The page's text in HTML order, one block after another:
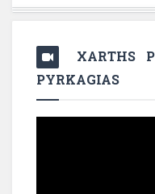
XARTHS
PYRKAGIAS